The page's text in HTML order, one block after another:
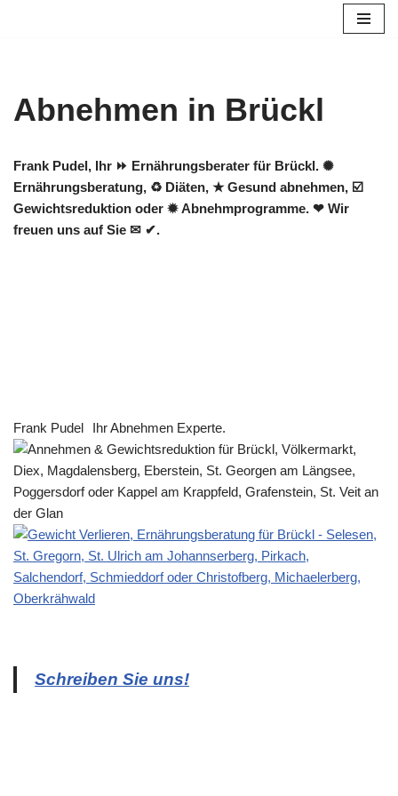
Abnehmen in Brückl
Frank Pudel, Ihr ⏩ Ernährungsberater für Brückl. ✺
Ernährungsberatung, ♻ Diäten, ★ Gesund abnehmen, ☑️
Gewichtsreduktion oder ✹ Abnehmprogramme. ❤ Wir
freuen uns auf Sie ✉ ✔.
Frank Pudel Ihr Abnehmen Experte.
Schreiben Sie uns!